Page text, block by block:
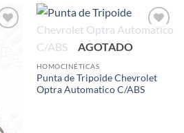
AGOTADO
HOMOCINÉTICAS
Punta de Tripoide Chevrolet
Optra Automatico C/ABS